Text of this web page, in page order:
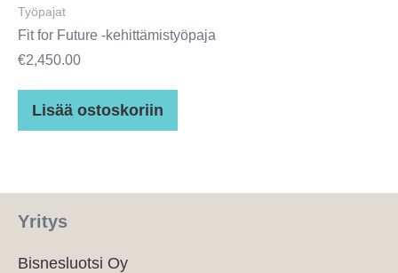
Työpajat
Fit for Future -kehittämistyöpaja
€2,450.00
Lisää ostoskoriin
Yritys
Bisnesluotsi Oy